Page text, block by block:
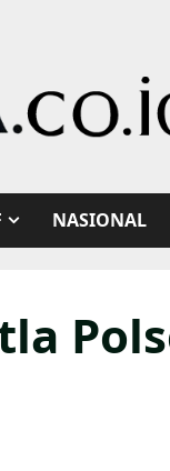
NASIONAL